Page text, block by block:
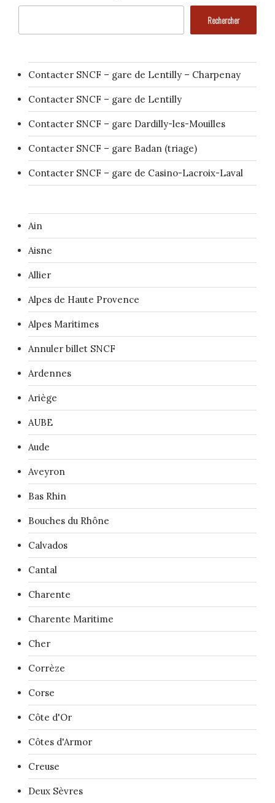
Rechercher
Contacter SNCF – gare de Lentilly – Charpenay
Contacter SNCF – gare de Lentilly
Contacter SNCF – gare Dardilly-les-Mouilles
Contacter SNCF – gare Badan (triage)
Contacter SNCF – gare de Casino-Lacroix-Laval
Ain
Aisne
Allier
Alpes de Haute Provence
Alpes Maritimes
Annuler billet SNCF
Ardennes
Ariège
AUBE
Aude
Aveyron
Bas Rhin
Bouches du Rhône
Calvados
Cantal
Charente
Charente Maritime
Cher
Corrèze
Corse
Côte d'Or
Côtes d'Armor
Creuse
Deux Sèvres